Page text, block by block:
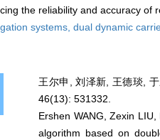
the reliability and accuracy of
systems, dual dynamic
王尔申, 刘泽新, 王德琰,
46(13): 531332.
Ershen WANG, Zexin
algorithm based on